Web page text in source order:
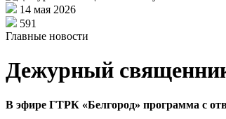
14 мая 2026
591
Главные новости
Дежурный
В эфире ГТРК «Белгород» программа с